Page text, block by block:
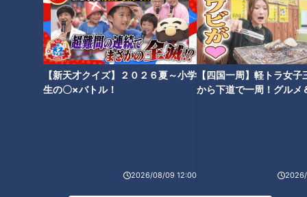
【新天才クイズ】２０２６夏～小学
生の〇×バトル！
2026/08/09 12:00
【四国一周】軽トラ女子
から下道で一周！グルメ
6 器に2を盛り、5をのせてパセリをふる。
CBCテレビ「キユーピー３分クッキング」 2024年5月28日 放